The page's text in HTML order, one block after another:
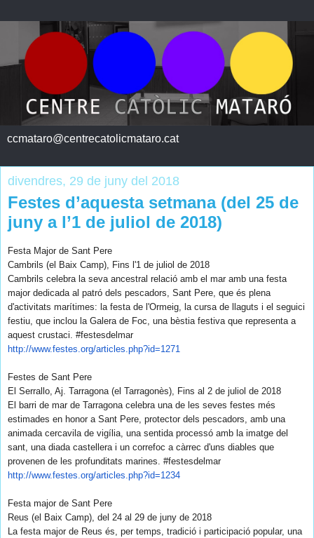
ccmataro@centrecatolicmataro.cat
divendres, 29 de juny del 2018
Festes d’aquesta setmana (del 25 de
juny a l’1 de juliol de 2018)
Festa Major de Sant Pere
Cambrils (el Baix Camp), Fins l'1 de juliol de 2018
Cambrils celebra la seva ancestral relació amb el mar amb una festa
major dedicada al patró dels pescadors, Sant Pere, que és plena
d'activitats marítimes: la festa de l'Ormeig, la cursa de llaguts i el seguici
festiu, que inclou la Galera de Foc, una bèstia festiva que representa a
aquest crustaci. #festesdelmar
http://www.festes.org/articles.php?id=1271
Festes de Sant Pere
El Serrallo, Aj. Tarragona (el Tarragonès), Fins al 2 de juliol de 2018
El barri de mar de Tarragona celebra una de les seves festes més
estimades en honor a Sant Pere, protector dels pescadors, amb una
animada cercavila de vigília, una sentida processó amb la imatge del
sant, una diada castellera i un correfoc a càrrec d'uns diables que
provenen de les profunditats marines. #festesdelmar
http://www.festes.org/articles.php?id=1234
Festa major de Sant Pere
Reus (el Baix Camp), del 24 al 29 de juny de 2018
La festa major de Reus és, per temps, tradició i participació popular, una